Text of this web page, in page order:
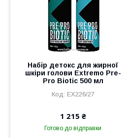
Набір детокс для жирної
шкіри голови Extremo Pre-
Pro Biotic 500 мл
EX226/27
1 215 ₴
Готово до відправки